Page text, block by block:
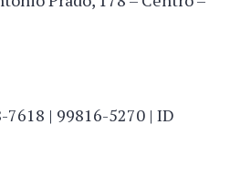
| 99816-5270 | ID